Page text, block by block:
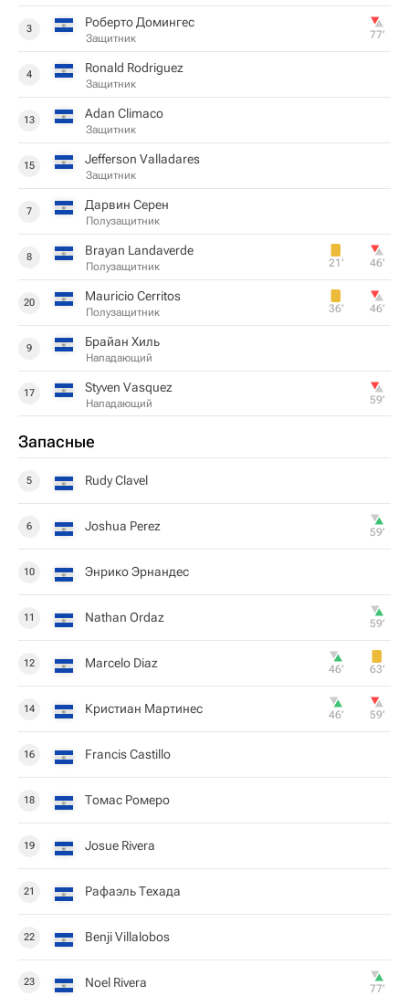
3 Роберто Домингес
Защитник 77‎’‎
4 Ronald Rodriguez
Защитник
13 Adan Climaco
Защитник
15 Jefferson Valladares
Защитник
7 Дарвин Серен
Полузащитник
8 Brayan Landaverde
Полузащитник 21‎’‎ 46‎’‎
20 Mauricio Cerritos
Полузащитник 36‎’‎ 46‎’‎
9 Брайан Хиль
Нападающий
17 Styven Vasquez
Нападающий 59‎’‎
Запасные
5 Rudy Clavel
6 Joshua Perez 59‎’‎
10 Энрико Эрнандес
11 Nathan Ordaz 59‎’‎
12 Marcelo Diaz 46‎’‎ 63‎’‎
14 Кристиан Мартинес 46‎’‎ 59‎’‎
16 Francis Castillo
18 Томас Ромеро
19 Josue Rivera
21 Рафаэль Техада
22 Benji Villalobos
23 Noel Rivera 77‎’‎